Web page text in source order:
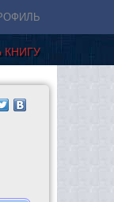
КНИГУ